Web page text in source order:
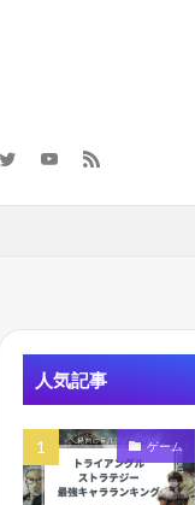
人気記事
ゲーム